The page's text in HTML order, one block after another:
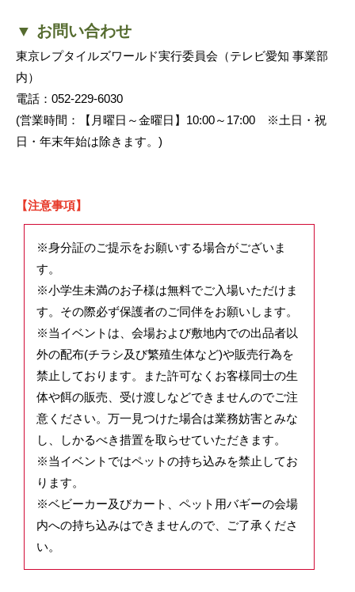
▼ お問い合わせ
東京レプタイルズワールド実行委員会（テレビ愛知 事業部
内）
電話：052-229-6030
(営業時間：【月曜日～金曜日】10:00～17:00 ※土日・祝
日・年末年始は除きます。)
【注意事項】
※身分証のご提示をお願いする場合がございま
す。
※小学生未満のお子様は無料でご入場いただけま
す。その際必ず保護者のご同伴をお願いします。
※当イベントは、会場および敷地内での出品者以
外の配布(チラシ及び繁殖生体など)や販売行為を
禁止しております。また許可なくお客様同士の生
体や餌の販売、受け渡しなどできませんのでご注
意ください。万一見つけた場合は業務妨害とみな
し、しかるべき措置を取らせていただきます。
※当イベントではペットの持ち込みを禁止してお
ります。
※ベビーカー及びカート、ペット用バギーの会場
内への持ち込みはできませんので、ご了承くださ
い。